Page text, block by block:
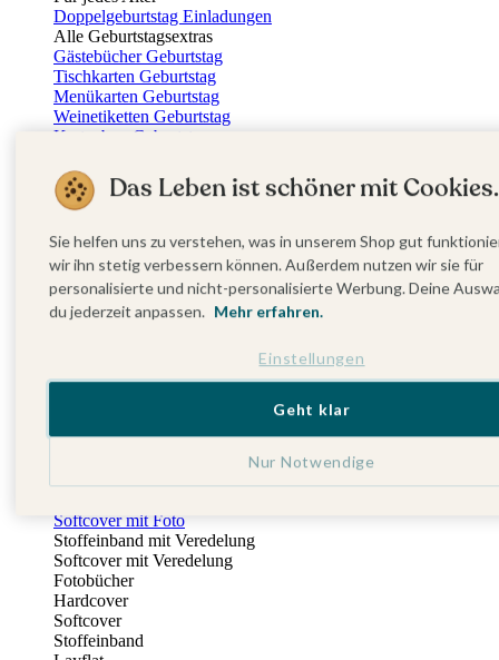
Doppelgeburtstag Einladungen
Alle Geburtstagsextras
Gästebücher Geburtstag
Tischkarten Geburtstag
Menükarten Geburtstag
Weinetiketten Geburtstag
Kartenbox Geburtstag
Dankeskarten Geburtstag
Fotobuch Geburtstag
Eventplattform
Einladungskarten Kindergeburtstag
Kindergeburtstag Jungen
Kindergeburtstag Mädchen
Kindergeburtstag Unisex
Einladungskarten 1. Geburtstag
Fotobücher
Fotohalter
Softcover mit Foto
Stoffeinband mit Veredelung
Softcover mit Veredelung
Fotobücher
Hardcover
Softcover
Stoffeinband
Das Leben ist schöner mit Cookies.
Sie helfen uns zu verstehen, was in unserem Shop gut
wir ihn stetig verbessern können. Außerdem nutzen wir sie für
personalisierte und nicht-personalisierte Werbung. Deine
du jederzeit anpassen. Mehr erfahren.
Einstellungen
Nur Notwendige
Geht klar